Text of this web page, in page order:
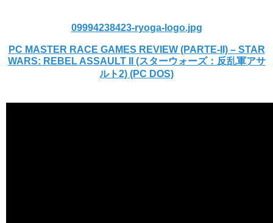
09994238423-ryoga-logo.jpg
PC MASTER RACE GAMES REVIEW (PARTE-II) – STAR
WARS: REBEL ASSAULT II (スターウォーズ：反乱軍アサ
ルト2) (PC DOS)